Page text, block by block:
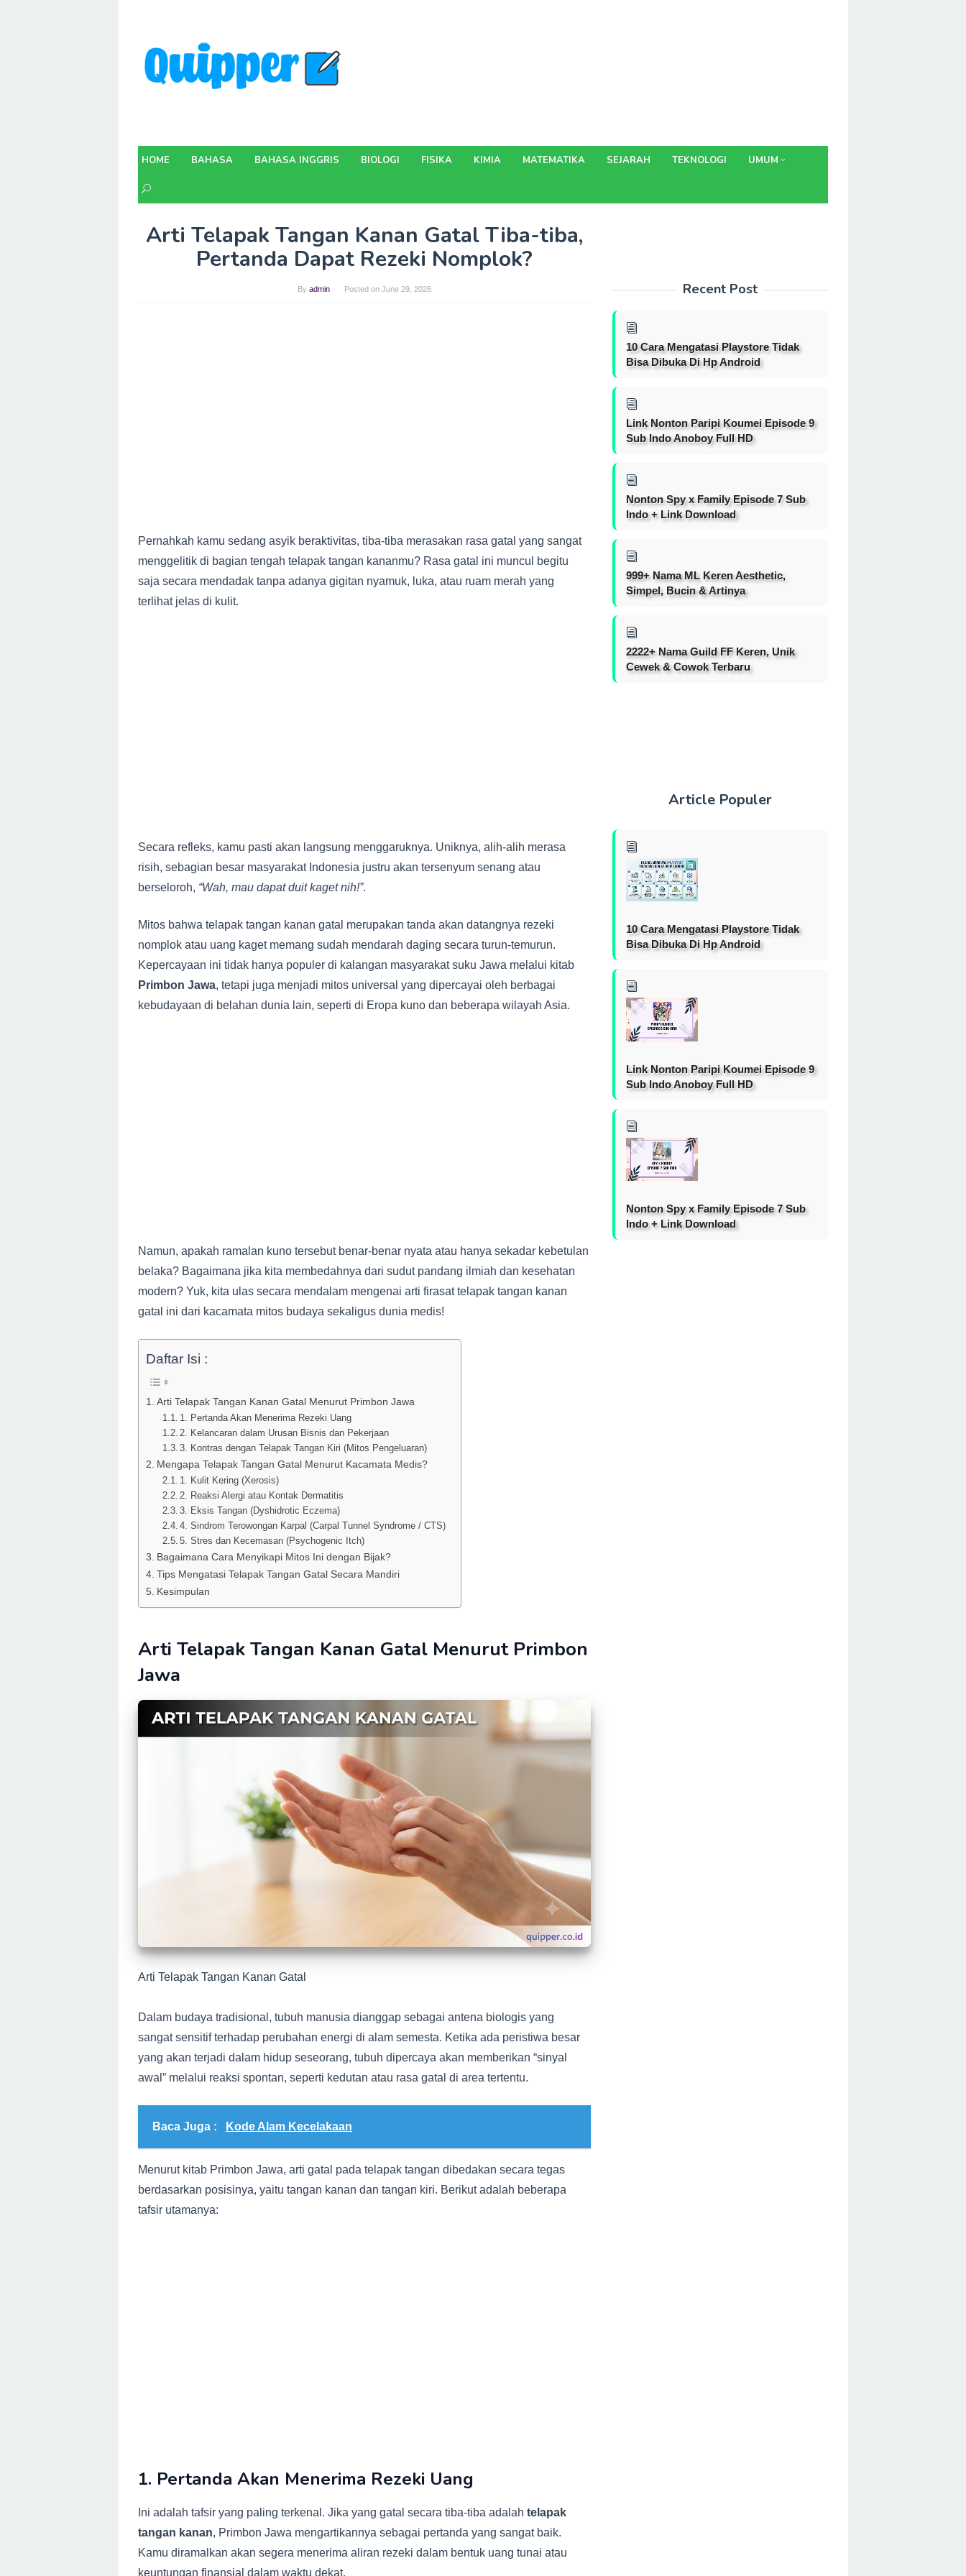
content
HOME BAHASA BAHASA INGGRIS BIOLOGI FISIKA KIMIA MATEMATIKA SEJARAH TEKNOLOGI UMUM
Arti Telapak Tangan Kanan Gatal Tiba-tiba,
Pertanda Dapat Rezeki Nomplok?
By admin Posted on June 29, 2026
Pernahkah kamu sedang asyik beraktivitas, tiba-tiba merasakan rasa gatal yang sangat
menggelitik di bagian tengah telapak tangan kananmu? Rasa gatal ini muncul begitu
saja secara mendadak tanpa adanya gigitan nyamuk, luka, atau ruam merah yang
terlihat jelas di kulit.
Secara refleks, kamu pasti akan langsung menggaruknya. Uniknya, alih-alih merasa
risih, sebagian besar masyarakat Indonesia justru akan tersenyum senang atau
berseloroh, “Wah, mau dapat duit kaget nih!”.
Mitos bahwa telapak tangan kanan gatal merupakan tanda akan datangnya rezeki
nomplok atau uang kaget memang sudah mendarah daging secara turun-temurun.
Kepercayaan ini tidak hanya populer di kalangan masyarakat suku Jawa melalui kitab
Primbon Jawa, tetapi juga menjadi mitos universal yang dipercayai oleh berbagai
kebudayaan di belahan dunia lain, seperti di Eropa kuno dan beberapa wilayah Asia.
Namun, apakah ramalan kuno tersebut benar-benar nyata atau hanya sekadar kebetulan
belaka? Bagaimana jika kita membedahnya dari sudut pandang ilmiah dan kesehatan
modern? Yuk, kita ulas secara mendalam mengenai arti firasat telapak tangan kanan
gatal ini dari kacamata mitos budaya sekaligus dunia medis!
Daftar Isi :
Arti Telapak Tangan Kanan Gatal Menurut Primbon Jawa
1. Pertanda Akan Menerima Rezeki Uang
2. Kelancaran dalam Urusan Bisnis dan Pekerjaan
3. Kontras dengan Telapak Tangan Kiri (Mitos Pengeluaran)
Mengapa Telapak Tangan Gatal Menurut Kacamata Medis?
1. Kulit Kering (Xerosis)
2. Reaksi Alergi atau Kontak Dermatitis
3. Eksis Tangan (Dyshidrotic Eczema)
4. Sindrom Terowongan Karpal (Carpal Tunnel Syndrome / CTS)
5. Stres dan Kecemasan (Psychogenic Itch)
Bagaimana Cara Menyikapi Mitos Ini dengan Bijak?
Tips Mengatasi Telapak Tangan Gatal Secara Mandiri
Kesimpulan
Arti Telapak Tangan Kanan Gatal Menurut Primbon
Jawa
Arti Telapak Tangan Kanan Gatal
Dalam budaya tradisional, tubuh manusia dianggap sebagai antena biologis yang
sangat sensitif terhadap perubahan energi di alam semesta. Ketika ada peristiwa besar
yang akan terjadi dalam hidup seseorang, tubuh dipercaya akan memberikan “sinyal
awal” melalui reaksi spontan, seperti kedutan atau rasa gatal di area tertentu.
Baca Juga : Kode Alam Kecelakaan
Menurut kitab Primbon Jawa, arti gatal pada telapak tangan dibedakan secara tegas
berdasarkan posisinya, yaitu tangan kanan dan tangan kiri. Berikut adalah beberapa
tafsir utamanya:
1. Pertanda Akan Menerima Rezeki Uang
Ini adalah tafsir yang paling terkenal. Jika yang gatal secara tiba-tiba adalah telapak
tangan kanan, Primbon Jawa mengartikannya sebagai pertanda yang sangat baik.
Kamu diramalkan akan segera menerima aliran rezeki dalam bentuk uang tunai atau
keuntungan finansial dalam waktu dekat.
Recent Post
10 Cara Mengatasi Playstore Tidak
Bisa Dibuka Di Hp Android
Link Nonton Paripi Koumei Episode 9
Sub Indo Anoboy Full HD
Nonton Spy x Family Episode 7 Sub
Indo + Link Download
999+ Nama ML Keren Aesthetic,
Simpel, Bucin & Artinya
2222+ Nama Guild FF Keren, Unik
Cewek & Cowok Terbaru
Article Populer
10 Cara Mengatasi Playstore Tidak
Bisa Dibuka Di Hp Android
Link Nonton Paripi Koumei Episode 9
Sub Indo Anoboy Full HD
Nonton Spy x Family Episode 7 Sub
Indo + Link Download